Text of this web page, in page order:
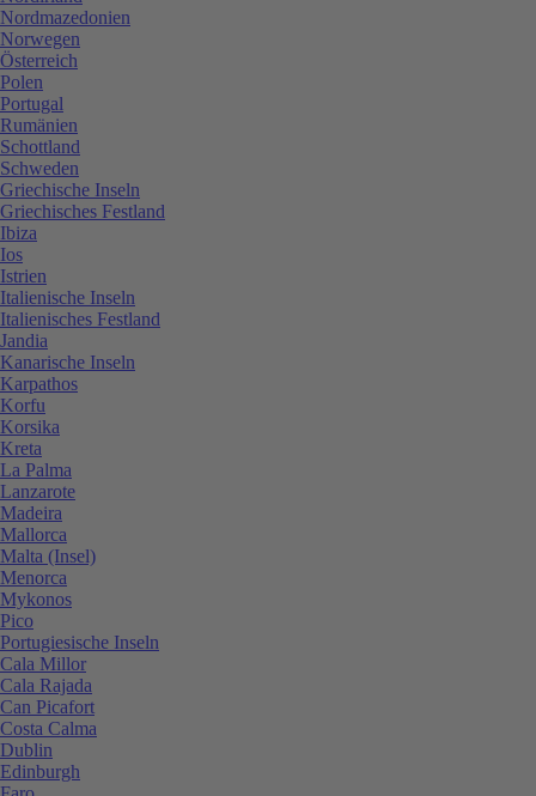
Nordmazedonien
Norwegen
Österreich
Polen
Portugal
Rumänien
Schottland
Schweden
Griechische Inseln
Griechisches Festland
Ibiza
Ios
Istrien
Italienische Inseln
Italienisches Festland
Jandia
Kanarische Inseln
Karpathos
Korfu
Korsika
Kreta
La Palma
Lanzarote
Madeira
Mallorca
Malta (Insel)
Menorca
Mykonos
Pico
Portugiesische Inseln
Cala Millor
Cala Rajada
Can Picafort
Costa Calma
Dublin
Edinburgh